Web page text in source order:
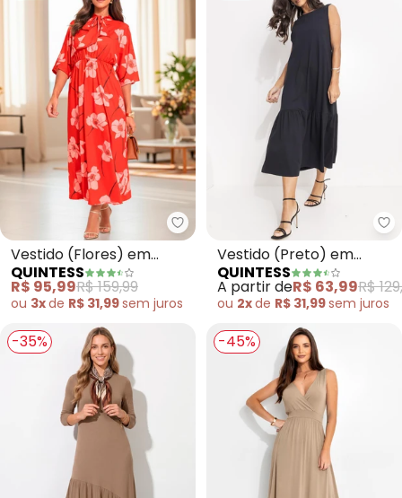
Quintess - Vestido (Flores) em
Vestido (Flores) em
Malha Fria
QUINTESS
R$ 95,99R$ 159,99
ou 3xde R$ 31,99sem juros
Vestido (Preto) em
Malha de Algodão
Penteado
QUINTESS
A partir deR$ 63,99R$
ou 2xde R$ 31,99sem juros
-35% -45%